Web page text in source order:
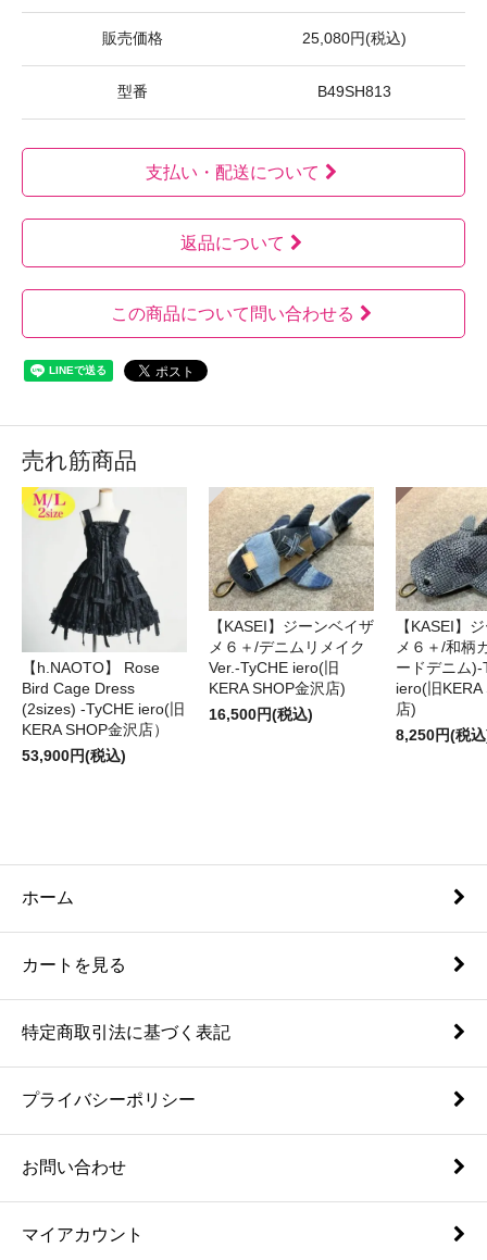
販売価格 25,080円(税込)
型番 B49SH813
支払い・配送について
返品について
この商品について問い合わせる
売れ筋商品
【h.NAOTO】 Rose
Bird Cage Dress
(2sizes) -TyCHE iero(旧
KERA SHOP金沢店）
53,900円(税込)
【KASEI】ジーンベイザ
メ６＋/デニムリメイク
Ver.-TyCHE iero(旧
KERA SHOP金沢店)
16,500円(税込)
【KASEI】
メ６＋/和柄
ードデニム)-
iero(旧KERA
店)
8,250円(税
ホーム
カートを見る
特定商取引法に基づく表記
プライバシーポリシー
お問い合わせ
マイアカウント